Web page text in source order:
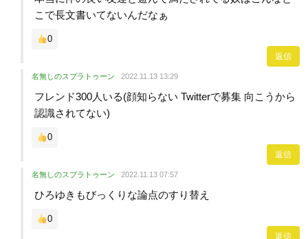
こで長文書いてないんだなぁ
0
返信
名無しのスプラトゥーン 2022.11.13 13:29
フレンド300人いる(顔知らない Twitterで募集 向こうから
認識されてない)
0
返信
名無しのスプラトゥーン 2022.11.13 07:57
ひろゆきもびっくりな論点のすり替え
0
返信